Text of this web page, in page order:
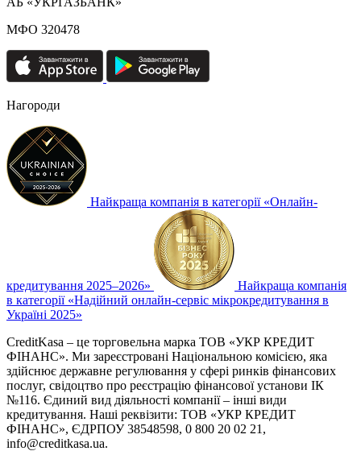
МФО 320478
Нагороди
Найкраща компанія в категорії «Онлайн-
кредитування 2025–2026»
Найкраща компанія
в категорії «Надійний онлайн-сервіс мікрокредитування в
Україні 2025»
CreditKasa – це торговельна марка ТОВ «УКР КРЕДИТ
ФІНАНС». Ми зареєстровані Національною комісією, яка
здійснює державне регулювання у сфері ринків фінансових
послуг, свідоцтво про реєстрацію фінансової установи ІК
№116. Єдиний вид діяльності компанії – інші види
кредитування. Наші реквізити: ТОВ «УКР КРЕДИТ
ФІНАНС», ЄДРПОУ 38548598, 0 800 20 02 21,
info@creditkasa.ua.